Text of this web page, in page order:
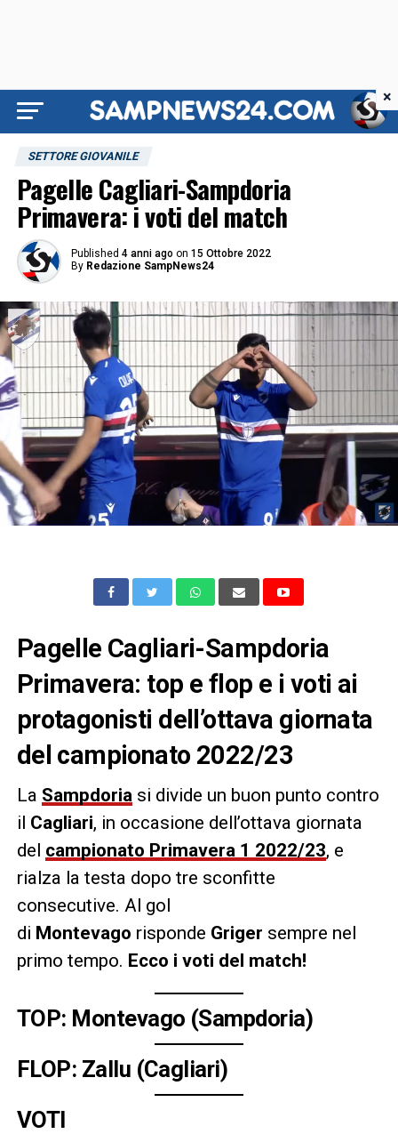
SETTORE GIOVANILE
Pagelle Cagliari-Sampdoria
Primavera: i voti del match
Published 4 anni ago on 15 Ottobre 2022
By Redazione SampNews24
Pagelle Cagliari-Sampdoria
Primavera: top e flop e i voti ai
protagonisti dell’ottava giornata
del campionato 2022/23
La Sampdoriasi divide un buon punto contro
il Cagliari, in occasione dell’ottava giornata
del campionato Primavera 1 2022/23, e
rialza la testa dopo tre sconfitte
consecutive. Al gol
di Montevago risponde Griger sempre nel
primo tempo. Ecco i voti del match!
TOP: Montevago (Sampdoria)
FLOP: Zallu (Cagliari)
VOTI
×